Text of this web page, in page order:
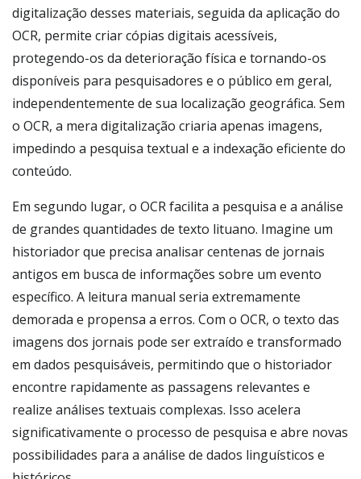
digitalização desses materiais, seguida da aplicação do
OCR, permite criar cópias digitais acessíveis,
protegendo-os da deterioração física e tornando-os
disponíveis para pesquisadores e o público em geral,
independentemente de sua localização geográfica. Sem
o OCR, a mera digitalização criaria apenas imagens,
impedindo a pesquisa textual e a indexação eficiente do
conteúdo.
Em segundo lugar, o OCR facilita a pesquisa e a análise
de grandes quantidades de texto lituano. Imagine um
historiador que precisa analisar centenas de jornais
antigos em busca de informações sobre um evento
específico. A leitura manual seria extremamente
demorada e propensa a erros. Com o OCR, o texto das
imagens dos jornais pode ser extraído e transformado
em dados pesquisáveis, permitindo que o historiador
encontre rapidamente as passagens relevantes e
realize análises textuais complexas. Isso acelera
significativamente o processo de pesquisa e abre novas
possibilidades para a análise de dados linguísticos e